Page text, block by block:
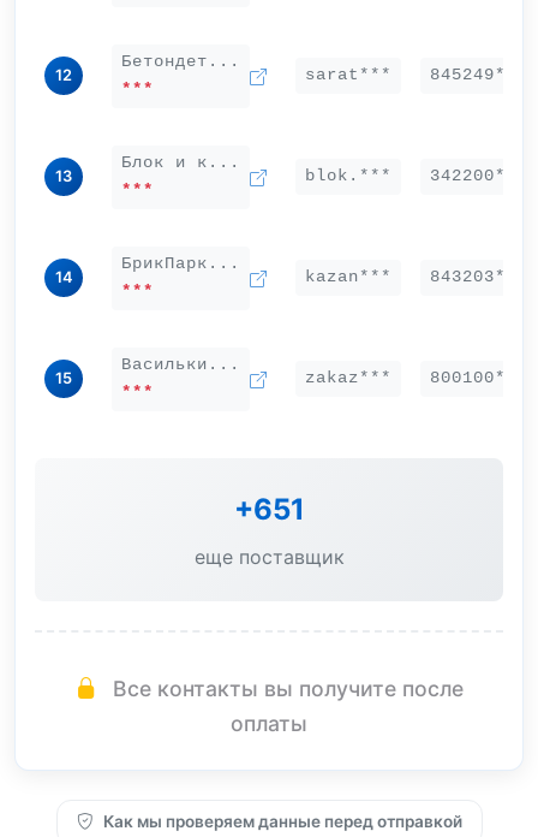
12
Бетондет...
***
sarat*** 845249***
13
Блок и к...
***
blok.*** 342200***
14
БрикПарк...
***
kazan*** 843203***
15
Васильки...
***
zakaz*** 800100***
+651
еще поставщик
Все контакты вы получите после
оплаты
Как мы проверяем данные перед отправкой